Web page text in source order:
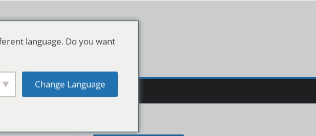
language. Do you want
Change Language